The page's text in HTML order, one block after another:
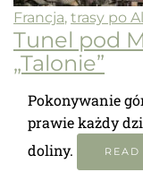
Francja, trasy po
Tunel pod
„Talonie”
Pokonywanie
prawie każdy
doliny.
READ